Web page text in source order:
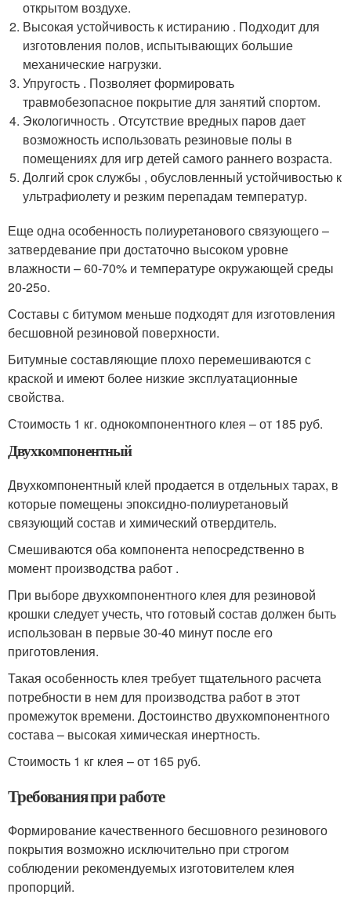
открытом воздухе.
Высокая устойчивость к истиранию . Подходит для
изготовления полов, испытывающих большие
механические нагрузки.
Упругость . Позволяет формировать
травмобезопасное покрытие для занятий спортом.
Экологичность . Отсутствие вредных паров дает
возможность использовать резиновые полы в
помещениях для игр детей самого раннего возраста.
Долгий срок службы , обусловленный устойчивостью к
ультрафиолету и резким перепадам температур.
Еще одна особенность полиуретанового связующего –
затвердевание при достаточно высоком уровне
влажности – 60-70% и температуре окружающей среды
20-25о.
Составы с битумом меньше подходят для изготовления
бесшовной резиновой поверхности.
Битумные составляющие плохо перемешиваются с
краской и имеют более низкие эксплуатационные
свойства.
Стоимость 1 кг. однокомпонентного клея – от 185 руб.
Двухкомпонентный
Двухкомпонентный клей продается в отдельных тарах, в
которые помещены эпоксидно-полиуретановый
связующий состав и химический отвердитель.
Смешиваются оба компонента непосредственно в
момент производства работ .
При выборе двухкомпонентного клея для резиновой
крошки следует учесть, что готовый состав должен быть
использован в первые 30-40 минут после его
приготовления.
Такая особенность клея требует тщательного расчета
потребности в нем для производства работ в этот
промежуток времени. Достоинство двухкомпонентного
состава – высокая химическая инертность.
Стоимость 1 кг клея – от 165 руб.
Требования при работе
Формирование качественного бесшовного резинового
покрытия возможно исключительно при строгом
соблюдении рекомендуемых изготовителем клея
пропорций.